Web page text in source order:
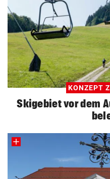
KONZEPT
Skigebiet vor dem